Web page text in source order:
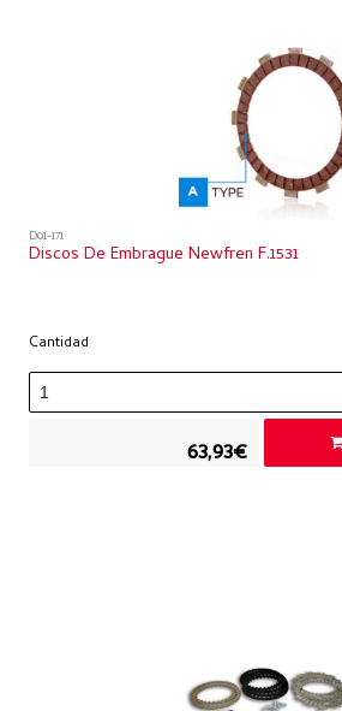
D01-171
Discos De Embrague Newfren F.1531
Cantidad
63,93€